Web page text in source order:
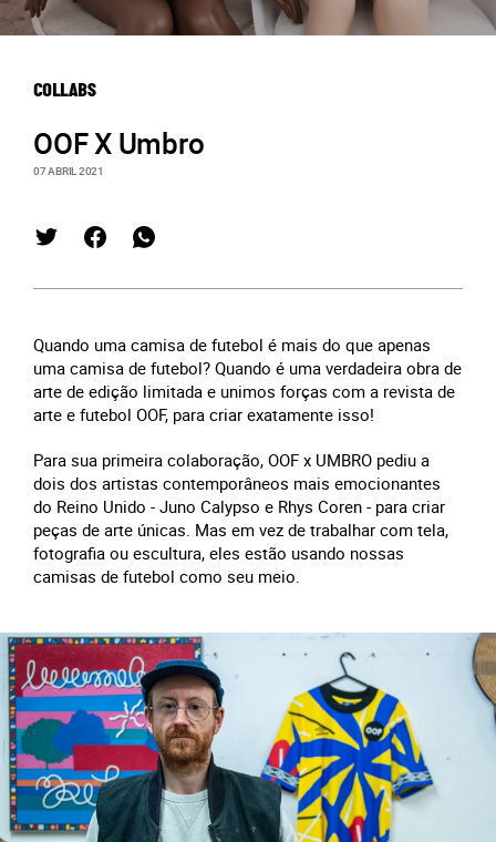
COLLABS
OOF X Umbro
07 ABRIL 2021
Quando uma camisa de futebol é mais do que apenas
uma camisa de futebol? Quando é uma verdadeira obra de
arte de edição limitada e unimos forças com a revista de
arte e futebol OOF, para criar exatamente isso!
Para sua primeira colaboração, OOF x UMBRO pediu a
dois dos artistas contemporâneos mais emocionantes
do Reino Unido - Juno Calypso e Rhys Coren - para criar
peças de arte únicas. Mas em vez de trabalhar com tela,
fotografia ou escultura, eles estão usando nossas
camisas de futebol como seu meio.